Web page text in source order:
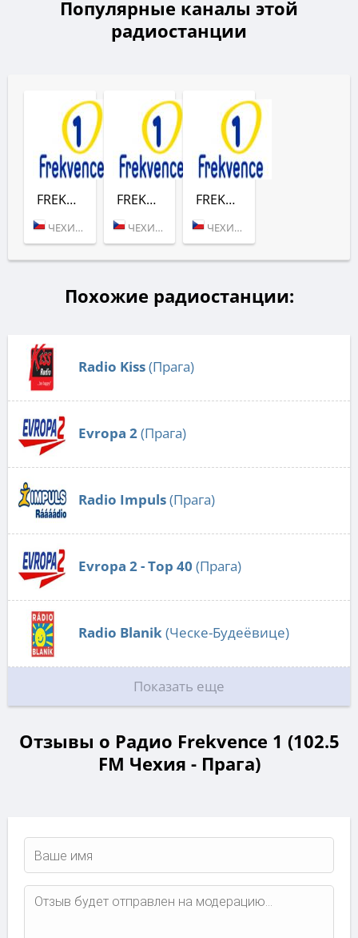
Популярные каналы этой
радиостанции
FREKVENCE 1 CESKOSLOVENSKE HITY
ЧЕХИЯ (ПРАГА)
FREKVENCE 1 LEGENDY
ЧЕХИЯ (ПРАГА)
FREKVENCE 1 OSMDESATKY
ЧЕХИЯ (ПРАГА)
Похожие радиостанции:
Radio Kiss(Прага)
Evropa 2(Прага)
Radio Impuls(Прага)
Evropa 2 - Top 40 (Прага)
Radio Blanik(Ческе-Будеёвице)
Показать еще
Отзывы о Радио Frekvence 1 (102.5
FM Чехия - Прага)